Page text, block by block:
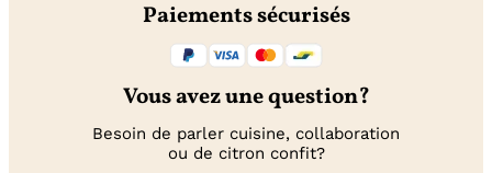
Paiements sécurisés
Vous avez une question?
Besoin de parler cuisine, collaboration
ou de citron confit?